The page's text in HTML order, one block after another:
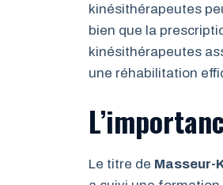
kinésithérapeutes
bien que la
kinésithérapeutes
une réhabilitation
Le titre de Masseur-